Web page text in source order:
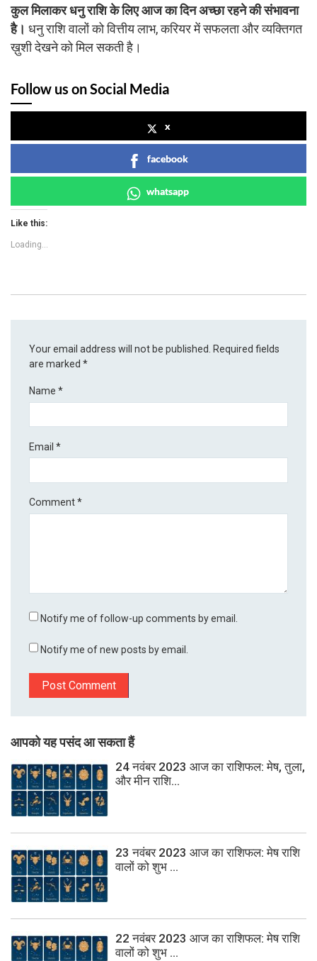
कुल मिलाकर धनु राशि के लिए आज का दिन अच्छा रहने की संभावना
है। धनु राशि वालों को वित्तीय लाभ, करियर में सफलता और व्यक्तिगत
ख़ुशी देखने को मिल सकती है।
Follow us on Social Media
x
facebook
whatsapp
Like this:
Loading...
Your email address will not be published.
Required fields
are marked*
Name*
Email*
Comment*
Notify me of follow-up comments by email.
Notify me of new posts by email.
आपको यह पसंद आ सकता हैं
24 नवंबर 2023 आज का राशिफल: मेष, तुला,
और मीन राशि...
23 नवंबर 2023 आज का राशिफल: मेष राशि
वालों को शुभ ...
22 नवंबर 2023 आज का राशिफल: मेष राशि
वालों को शुभ ...